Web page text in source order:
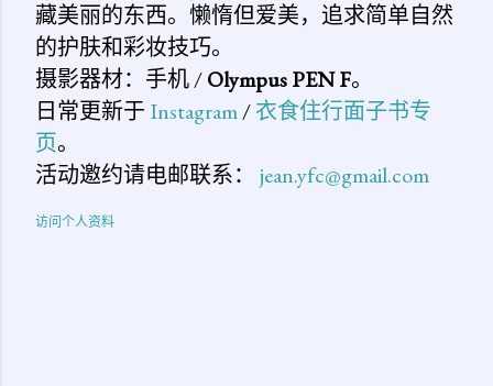
藏美丽的东西。懒惰但爱美，追求简单自然
的护肤和彩妆技巧。
摄影器材：手机 /Olympus PEN F。
日常更新于 Instagram/衣食住行面子书专
页。
活动邀约请电邮联系： jean.yfc@gmail.com
访问个人资料